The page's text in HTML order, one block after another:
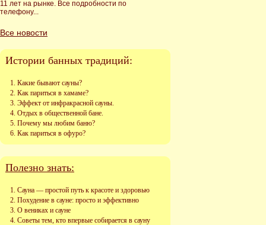
11 лет на рынке. Все подробности по
телефону...
Все новости
Истории банных традиций:
Какие бывают сауны?
Как париться в хамаме?
Эффект от инфракрасной сауны.
Отдых в общественной бане.
Почему мы любим баню?
Как париться в офуро?
Полезно знать:
Сауна — простой путь к красоте и здоровью
Похудение в сауне: просто и эффективно
О вениках и сауне
Советы тем, кто впервые собирается в сауну